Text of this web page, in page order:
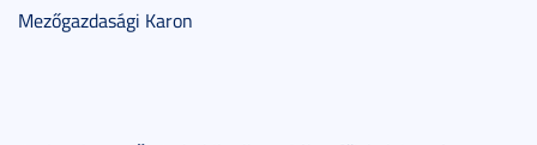
Mezőgazdasági Karon